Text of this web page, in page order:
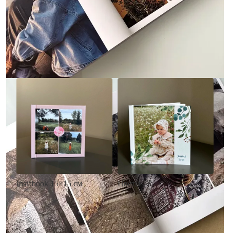
• Без декора
• Выбор цвета фона
• Загрузка фото и текста
Заказать
• Декор в стиле
акварельных красок
• Выбор цвета фона
• Загрузка фото и текста
Instabook 15×15 см
• Декор на выбор
• Выбор цвета фона
• Загрузка фото и текста
Цветы
• Декор цветы
• Выбор цвета фона
• Загрузка фото и текста